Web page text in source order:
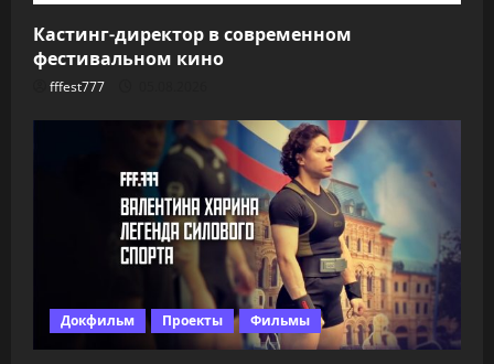
Кастинг-директор в современном
фестивальном кино
fffest777
Докфильм Проекты Фильмы